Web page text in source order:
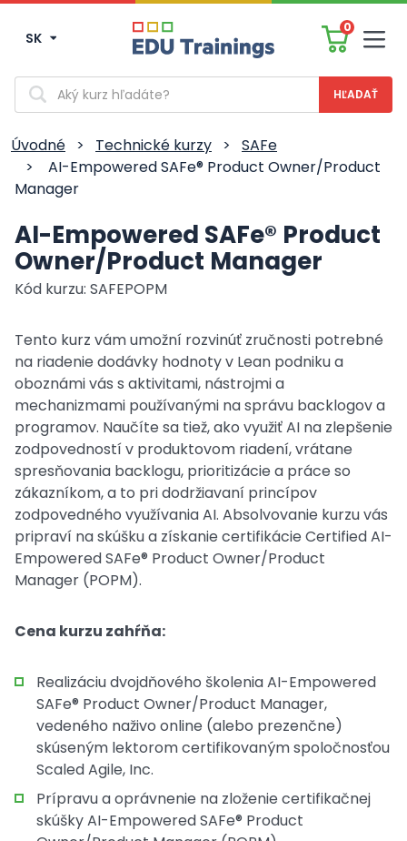
SK
0
Vyhľadávanie
Úvodné > Technické kurzy >
SAFe
>
AI-Empowered SAFe® Product Owner/Product
Manager
AI-Empowered SAFe® Product
Owner/Product Manager
Kód kurzu: SAFEPOPM
Tento kurz vám umožní rozvinúť zručnosti potrebné
na riadenie dodávky hodnoty v Lean podniku a
oboznámi vás s aktivitami, nástrojmi a
mechanizmami používanými na správu backlogov a
programov. Naučíte sa tiež, ako využiť AI na zlepšenie
zodpovedností v produktovom riadení, vrátane
spresňovania backlogu, prioritizácie a práce so
zákazníkom, a to pri dodržiavaní princípov
zodpovedného využívania AI. Absolvovanie kurzu vás
pripraví na skúšku a získanie certifikácie Certified AI-
Empowered SAFe® Product Owner/Product
Manager (POPM).
Cena kurzu zahŕňa:
Realizáciu dvojdňového školenia AI-Empowered
SAFe® Product Owner/Product Manager,
vedeného naživo online (alebo prezenčne)
skúseným lektorom certifikovaným spoločnosťou
Scaled Agile, Inc.
Prípravu a oprávnenie na zloženie certifikačnej
skúšky AI-Empowered SAFe® Product